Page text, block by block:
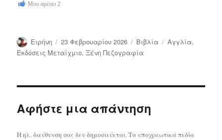
Μου αρέσει 2
Συντάκτης
Ειρήνη
Δημοσιεύτηκε
την
23 Φεβρουαρίου 2026 Κατηγορίες
Bιβλία Ετικέτες
Αγγλία,
Εκδόσεις Μεταίχμιο,Ξένη Πεζογραφία
Αφήστε μια απάντηση
Η ηλ. διεύθυνση σας δεν δημοσιεύεται.Τα υποχρεωτικά πεδία